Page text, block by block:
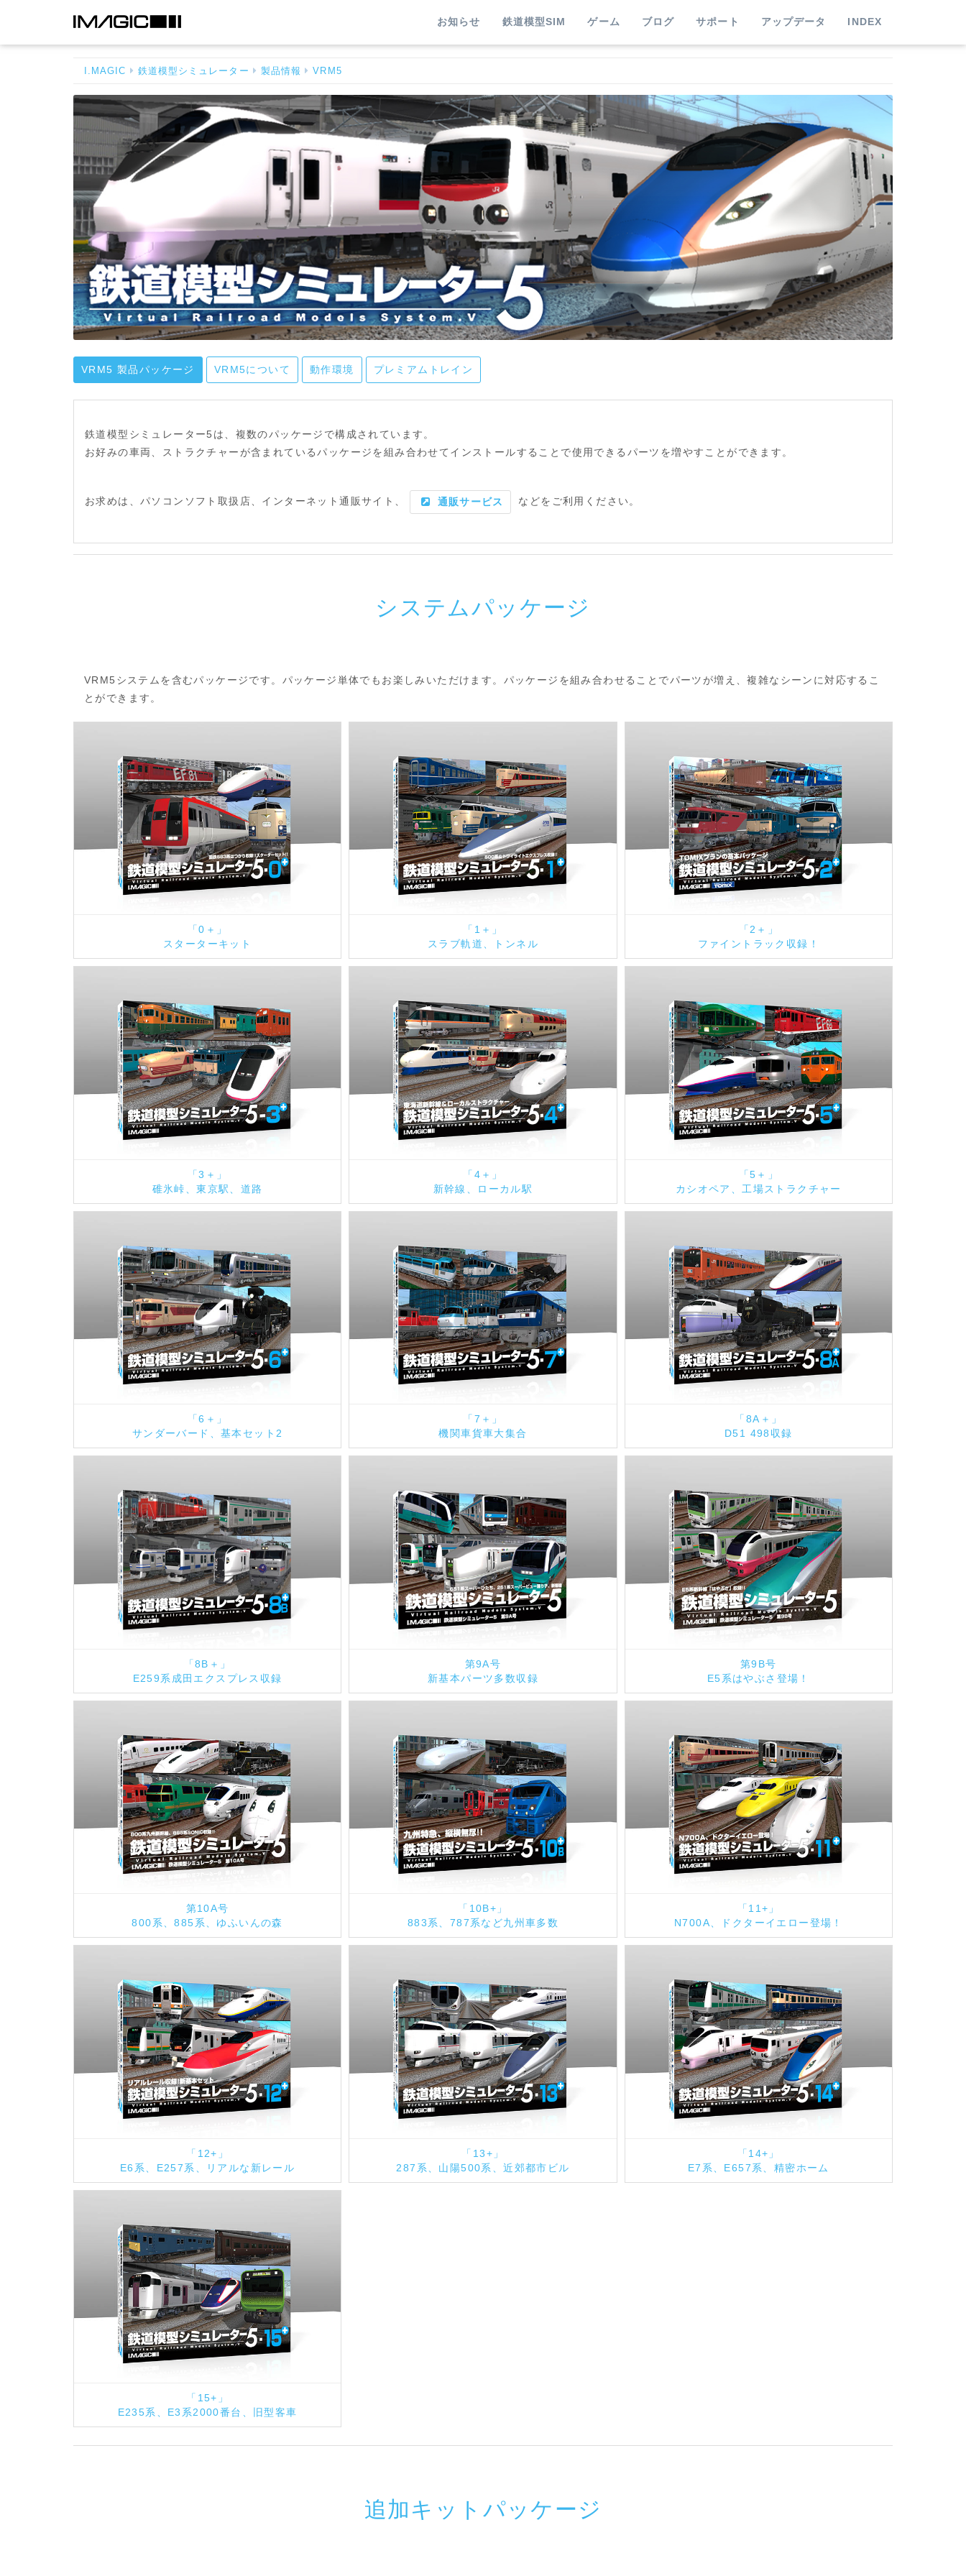
鉄
模
シ
ミ
ュ
レ
ー
タ
5
-
ホ
ー
ム
へ
戻
る
お知らせ 鉄道模型SIM ゲーム ブログ サポート アップデータ INDEX
I.MAGIC 鉄道模型シミュレーター 製品情報 VRM5
VRM5 製品パッケージ VRM5について 動作環境 プレミアムトレイン
鉄道模型シミュレーター5は、複数のパッケージで構成されています。
お好みの車両、ストラクチャーが含まれているパッケージを組み合わせてインストールすることで使用できるパーツを増やすことができます。
お求めは、パソコンソフト取扱店、インターネット通販サイト、 通販サービス などをご利用ください。
システムパッケージ
VRM5システムを含むパッケージです。パッケージ単体でもお楽しみいただけます。パッケージを組み合わせることでパーツが増え、複雑なシーンに対応するこ
とができます。
「0＋」
スターターキット
「1＋」
スラブ軌道、トンネル
「2＋」
ファイントラック収録！
「3＋」
碓氷峠、東京駅、道路
「4＋」
新幹線、ローカル駅
「5＋」
カシオペア、工場ストラクチャー
「6＋」
サンダーバード、基本セット2
「7＋」
機関車貨車大集合
「8A＋」
D51 498収録
「8B＋」
E259系成田エクスプレス収録
第9A号
新基本パーツ多数収録
第9B号
E5系はやぶさ登場！
第10A号
800系、885系、ゆふいんの森
「10B+」
883系、787系など九州車多数
「11+」
N700A、ドクターイエロー登場！
「12+」
E6系、E257系、リアルな新レール
「13+」
287系、山陽500系、近郊都市ビル
「14+」
E7系、E657系、精密ホーム
「15+」
E235系、E3系2000番台、旧型客車
追加キットパッケージ